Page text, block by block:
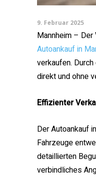
9. Februar 2025
Mannheim –
Autoankauf in
verkaufen.
direkt und ohne
Effizienter
Der Autoankauf
Fahrzeuge
detaillierten
verbindliches